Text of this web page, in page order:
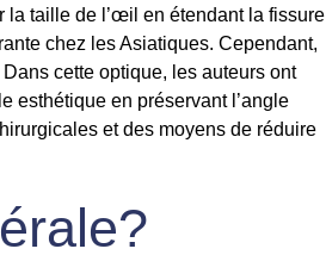
la taille de l’œil en étendant la fissure
chez les Asiatiques. Cependant,
cette optique, les auteurs ont
esthétique en préservant l’angle
et des moyens de réduire